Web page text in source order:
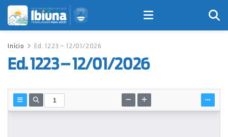
Início Ed. 1223 – 12/01/2026
Ed. 1223 – 12/01/2026